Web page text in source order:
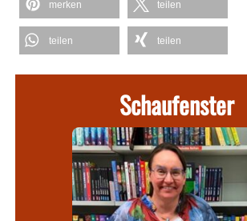
merken teilen
teilen teilen
Schaufenster